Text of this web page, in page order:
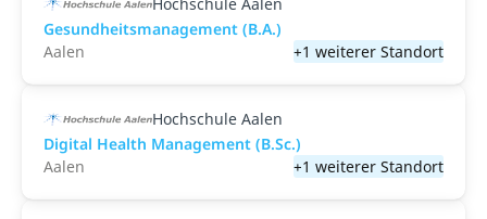
Gesundheitsmanagement (B.A.)
Aalen
+1 weiterer Standort
Hochschule Aalen
Digital Health Management (B.Sc.)
Aalen
+1 weiterer Standort